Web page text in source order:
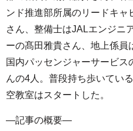
ンド推進部所属のリードキ
さん、整備士はJALエンジニ
ーの髙田雅貴さん、地上係員
国内パッセンジャーサービス
んの4人。普段持ち歩いてい
空教室はスタートした。
—記事の概要—